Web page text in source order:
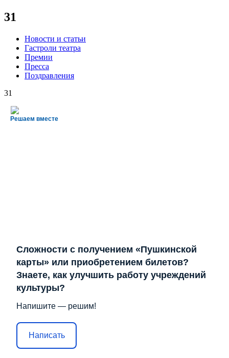
31
Новости и статьи
Гастроли театра
Премии
Пресса
Поздравления
31
Решаем вместе
Сложности с получением «Пушкинской
карты» или приобретением билетов?
Знаете, как улучшить работу учреждений
культуры?
Напишите — решим!
Написать